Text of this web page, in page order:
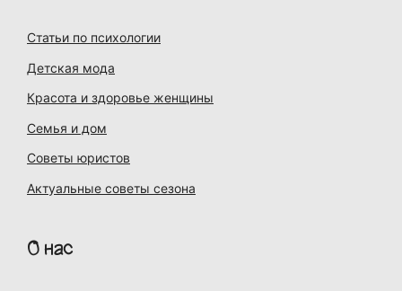
Статьи по психологии
Детская мода
Красота и здоровье женщины
Семья и дом
Советы юристов
Актуальные советы сезона
О нас